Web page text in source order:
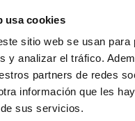
usa cookies
sitio web se usan
y analizar el tráfico.
partners de redes
información que les
sus servicios.